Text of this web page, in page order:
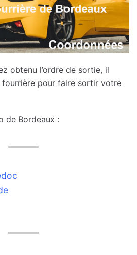
obtenu l’ordre de sortie, il
fourrière pour faire sortir votre
de Bordeaux :